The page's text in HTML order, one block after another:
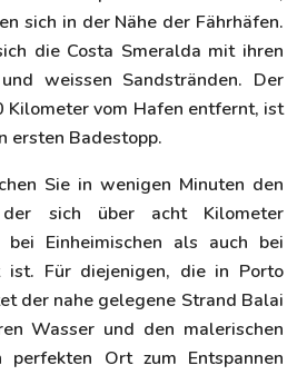
sich in der Nähe der Fährhäfen.
die Costa Smeralda mit ihren
weissen Sandstränden. Der
Kilometer vom Hafen entfernt, ist
ersten Badestopp.
Sie in wenigen Minuten den
sich über acht Kilometer
Einheimischen als auch bei
ist. Für diejenigen, die in Porto
der nahe gelegene Strand Balai
Wasser und den malerischen
perfekten Ort zum Entspannen